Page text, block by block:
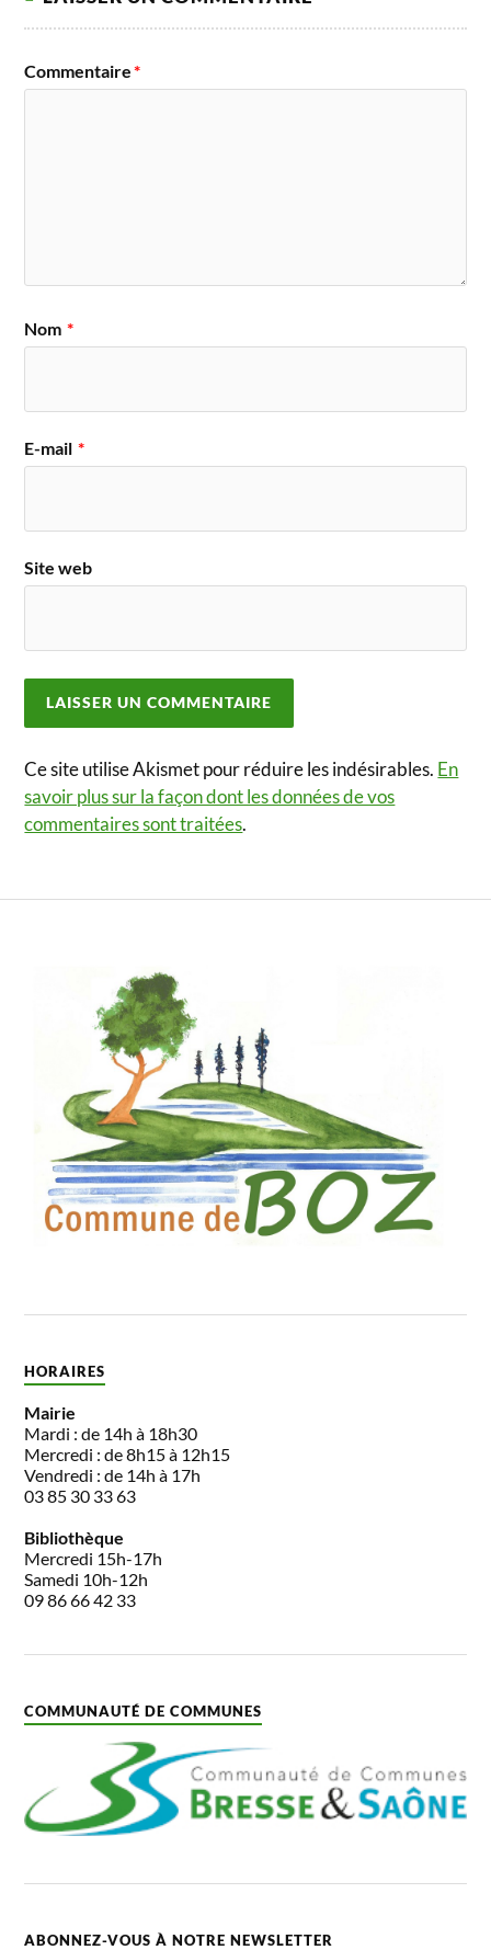
Commentaire*
Nom *
E-mail *
Site web
Ce site utilise Akismet pour réduire les indésirables. En
savoir plus sur la façon dont les données de vos
commentaires sont traitées.
HORAIRES
Mairie
Mardi : de 14h à 18h30
Mercredi : de 8h15 à 12h15
Vendredi : de 14h à 17h
03 85 30 33 63
Bibliothèque
Mercredi 15h-17h
Samedi 10h-12h
09 86 66 42 33
COMMUNAUTÉ DE COMMUNES
ABONNEZ-VOUS À NOTRE NEWSLETTER